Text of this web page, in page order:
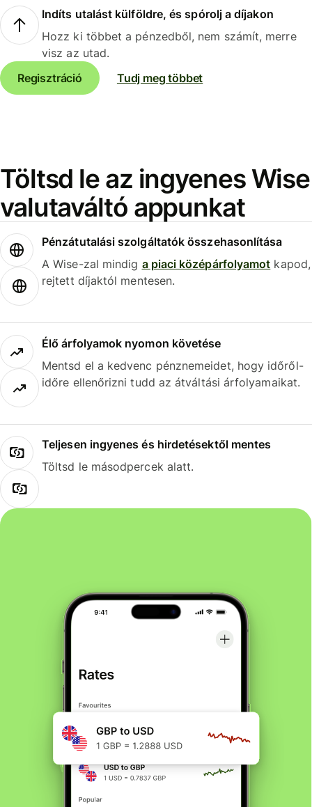
Indíts utalást külföldre, és spórolj a díjakon
Hozz ki többet a pénzedből, nem számít, merre
visz az utad.
Regisztráció
Tudj meg többet
Töltsd le az ingyenes Wise
valutaváltó appunkat
Pénzátutalási szolgáltatók összehasonlítása
A Wise-zal mindig a piaci középárfolyamot kapod,
rejtett díjaktól mentesen.
Élő árfolyamok nyomon követése
Mentsd el a kedvenc pénznemeidet, hogy időről-
időre ellenőrizni tudd az átváltási árfolyamaikat.
Teljesen ingyenes és hirdetésektől mentes
Töltsd le másodpercek alatt.